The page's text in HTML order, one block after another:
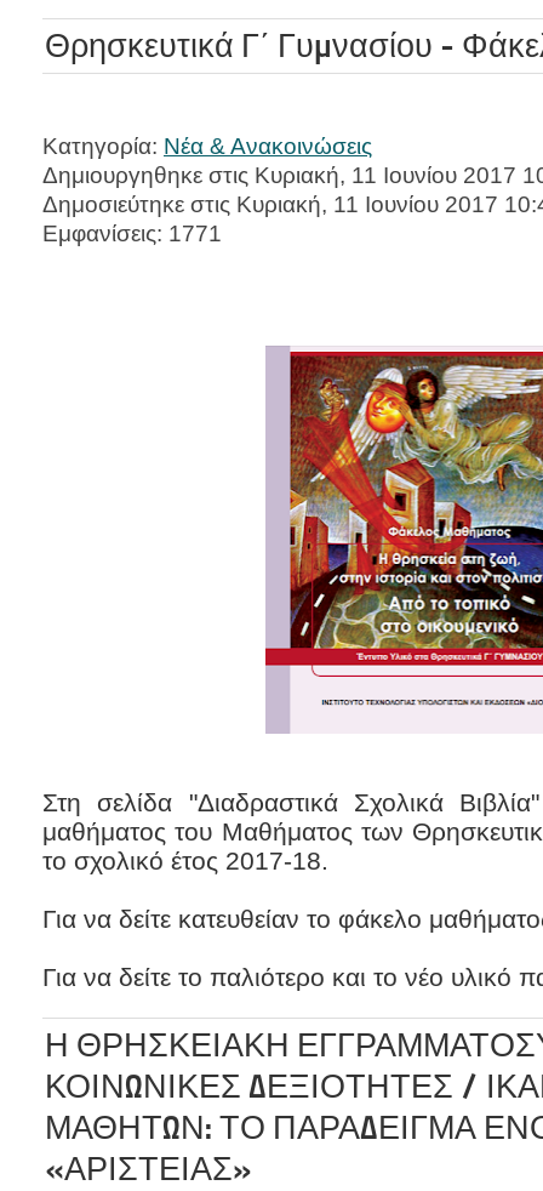
Θρησκευτικά Γ΄ Γυμνασίου -
Κατηγορία: Νέα & Ανακοινώσεις
Δημιουργηθηκε στις Κυριακή, 11 Ιουνίου 2017
Δημοσιεύτηκε στις Κυριακή, 11 Ιουνίου 2017
Εμφανίσεις: 1771
Στη σελίδα "Διαδραστικά Σχολικά
μαθήματος του Μαθήματος των
το σχολικό έτος 2017-18.
Για να δείτε κατευθείαν το φάκελο
Για να δείτε το παλιότερο και το νέο υλικό
Η ΘΡΗΣΚΕΙΑΚΗ
ΚΟΙΝΩΝΙΚΕΣ ΔΕΞΙΟΤΗΤΕΣ /
ΜΑΘΗΤΩΝ: ΤΟ ΠΑΡΑΔΕΙΓΜΑ
«ΑΡΙΣΤΕΙΑΣ»